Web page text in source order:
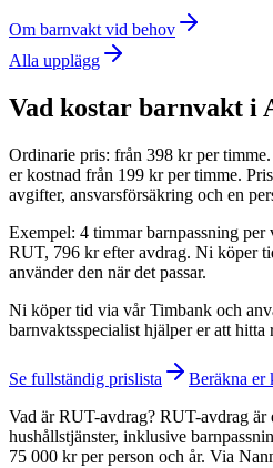
Om barnvakt vid behov
Alla upplägg
Vad kostar barnvakt i
Ordinarie pris: från 398 kr per
er kostnad från 199 kr per timme.
avgifter, ansvarsförsäkring och en
Exempel: 4 timmar barnpassning
RUT, 796 kr efter avdrag. Ni köper
använder den när det passar.
Ni köper tid via vår Timbank och
barnvaktsspecialist hjälper er att hitta
Se fullständig prislista
Beräkna er
Vad är RUT-avdrag? RUT-avdrag är
hushållstjänster, inklusive
75 000 kr per person och år. Via